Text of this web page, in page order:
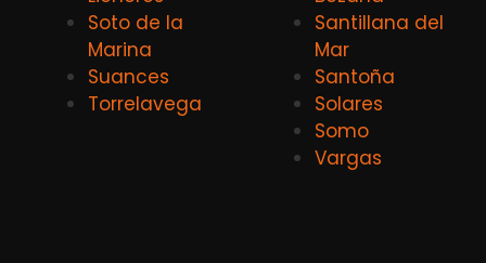
Soto de la
Marina
Suances
Torrelavega
Santillana del
Mar
Santoña
Solares
Somo
Vargas